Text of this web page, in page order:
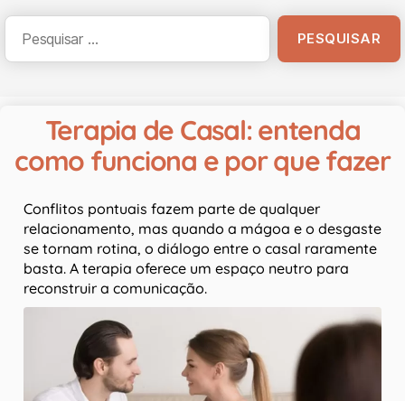
Terapia de Casal: entenda
como funciona e por que fazer
Conflitos pontuais fazem parte de qualquer
relacionamento, mas quando a mágoa e o desgaste
se tornam rotina, o diálogo entre o casal raramente
basta. A terapia oferece um espaço neutro para
reconstruir a comunicação.